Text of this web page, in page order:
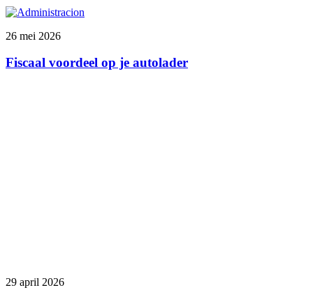
26 mei 2026
Fiscaal voordeel op je autolader
29 april 2026